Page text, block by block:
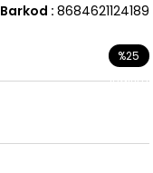
Barkod : 8684621124189
%25
İndirim